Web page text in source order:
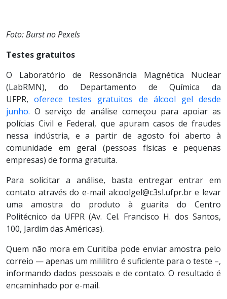
Foto: Burst no Pexels
Testes gratuitos
O Laboratório de Ressonância Magnética Nuclear
(LabRMN), do Departamento de Química da
UFPR,oferece testes gratuitos de álcool gel desde
junho. O serviço de análise começou para apoiar as
polícias Civil e Federal, que apuram casos de fraudes
nessa indústria, e a partir de agosto foi aberto à
comunidade em geral (pessoas físicas e pequenas
empresas) de forma gratuita.
Para solicitar a análise, basta entregar entrar em
contato através do e-mail alcoolgel@c3sl.ufpr.br e levar
uma amostra do produto à guarita do Centro
Politécnico da UFPR (Av. Cel. Francisco H. dos Santos,
100, Jardim das Américas).
Quem não mora em Curitiba pode enviar amostra pelo
correio — apenas um mililitro é suficiente para o teste –,
informando dados pessoais e de contato. O resultado é
encaminhado por e-mail.